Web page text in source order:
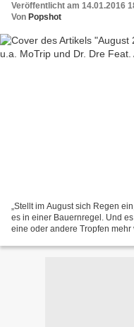
Veröffentlicht am 14.01.2016
Von Popshot
„Stellt im August sich Regen
es in einer Bauernregel. Und
eine oder andere Tropfen